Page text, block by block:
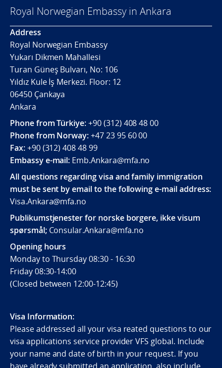
Royal Norwegian Embassy in Ankara
Address
Royal Norwegian Embassy
Yukarı Dikmen Mahallesi
Turan Güneş Bulvarı, No: 106
Yıldız Kule İş Merkezi. Floor: 12
06450 Çankaya
Ankara
Phone from Türkiye:+90 (312) 408 48 00
Phone from Norway:+47 23 95 60 00
Fax:+90 (312) 408 48 99
Embassy e-mail: Emb.Ankara@mfa.no
All questions regarding visa and family immigration
must be sent by email to the following e-mail address:
Visa.Ankara@mfa.no
Publikumstjenester for norske borgere, ikke visum
spørsmål; Consular.Ankara@mfa.no
Opening hours
Monday to Thursday 08:30 - 16:30
Friday 08:30-14:00
(Closed between 12:00-12:45)
Visa Information:
Please addressed all your visa reated questions to our
visa applications service provider VFS global. Include
your name and date of birth in your request. If you